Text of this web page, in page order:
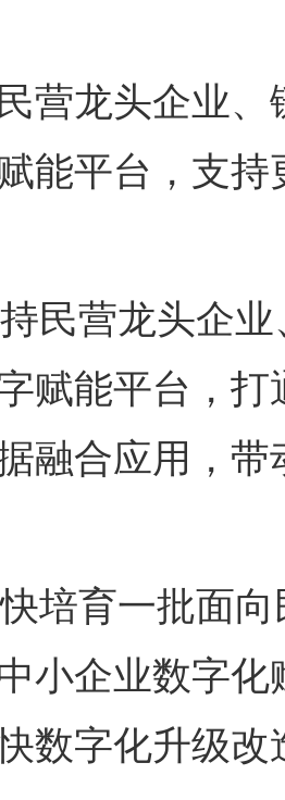
龙头企业、
能平台，支
营龙头企业
赋能平台，
融合应用，
育一批面向
小企业数字
数字化升级改